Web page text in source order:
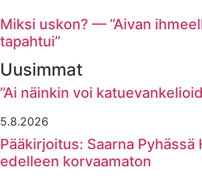
Miksi uskon? — ”Aivan
tapahtui”
Uusimmat
”Ai näinkin voi
5.8.2026
Pääkirjoitus: Saarna Pyhässä
edelleen korvaamaton